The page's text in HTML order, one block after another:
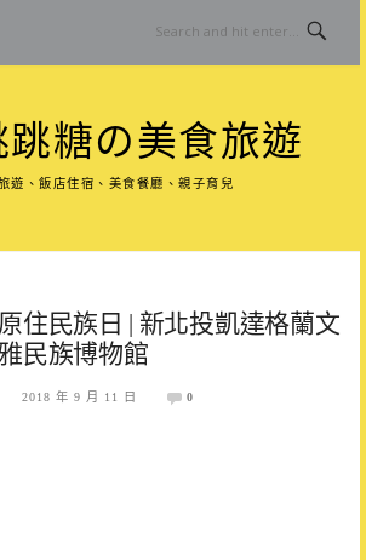
跳糖の美食旅遊
遊、飯店住宿、美食餐廳、親子育兒
住民族日 | 新北投凱達格蘭文
民族博物館
2018 年 9 月 11 日 0